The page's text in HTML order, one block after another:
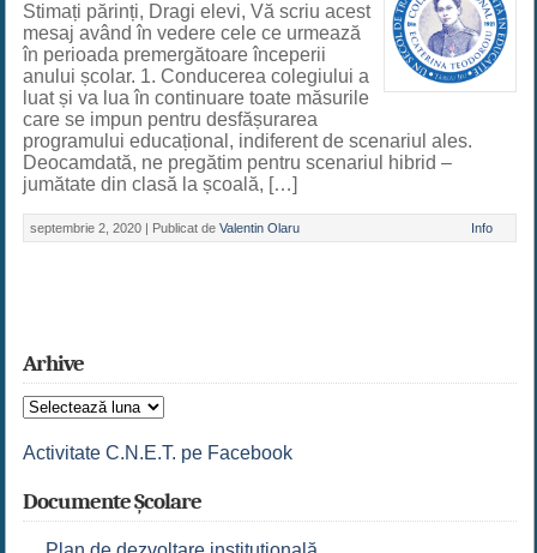
Stimați părinți, Dragi elevi, Vă scriu acest
mesaj având în vedere cele ce urmează
în perioada premergătoare începerii
anului școlar. 1. Conducerea colegiului a
luat și va lua în continuare toate măsurile
care se impun pentru desfășurarea
programului educațional, indiferent de scenariul ales.
Deocamdată, ne pregătim pentru scenariul hibrid –
jumătate din clasă la școală, […]
septembrie 2, 2020 | Publicat de Valentin Olaru Info
Arhive
Arhive
Activitate C.N.E.T. pe Facebook
Documente Școlare